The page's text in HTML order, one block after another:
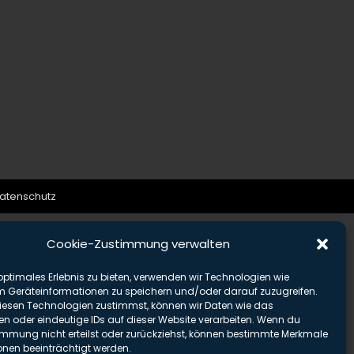
Cookie-Zustimmung verwalten
Erlebnis zu bieten, verwenden wir Technologien wie
Geräteinformationen zu speichern und/oder darauf zuzugreifen.
Technologien zustimmst, können wir Daten wie das
oder eindeutige IDs auf dieser Website verarbeiten. Wenn du
nicht erteilst oder zurückziehst, können bestimmte Merkmale
beeinträchtigt werden.